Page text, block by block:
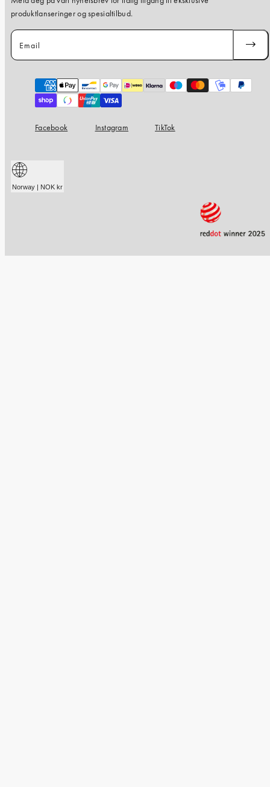
produktlanseringer og spesialtilbud.
Email
Payment
methods
Facebook Instagram TikTok
Norway | NOK kr